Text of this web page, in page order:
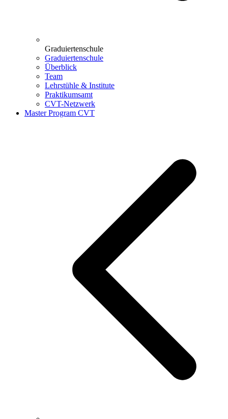
Graduiertenschule
Graduiertenschule
Überblick
Team
Lehrstühle & Institute
Praktikumsamt
CVT-Netzwerk
Master Program CVT